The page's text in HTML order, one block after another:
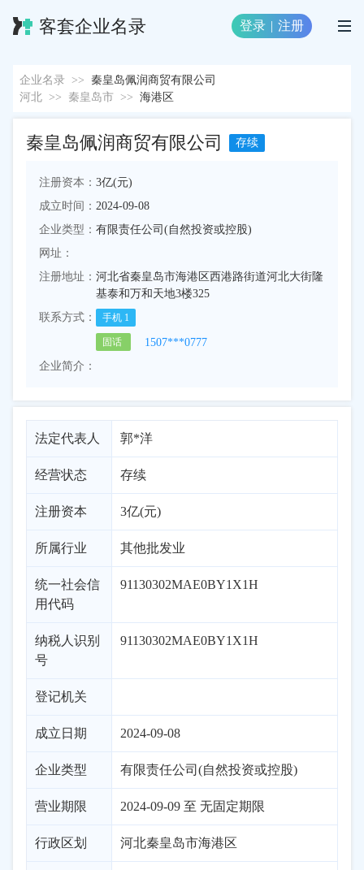
客套企业名录 登录 | 注册
企业名录 >> 秦皇岛佩润商贸有限公司
河北 >> 秦皇岛市 >> 海港区
秦皇岛佩润商贸有限公司 存续
注册资本： 3亿(元)
成立时间： 2024-09-08
企业类型： 有限责任公司(自然投资或控股)
网址：
注册地址： 河北省秦皇岛市海港区西港路街道河北大街隆
基泰和万和天地3楼325
联系方式：
手机 1
固话
1507***0777
企业简介：
法定代表人 郭*洋
经营状态 存续
注册资本 3亿(元)
所属行业 其他批发业
统一社会信
用代码
91130302MAE0BY1X1H
纳税人识别
号
91130302MAE0BY1X1H
登记机关
成立日期 2024-09-08
企业类型 有限责任公司(自然投资或控股)
营业期限 2024-09-09 至 无固定期限
行政区划 河北秦皇岛市海港区